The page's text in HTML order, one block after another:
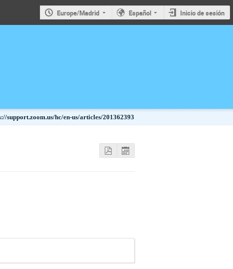
Europe/Madrid Español Inicio de sesión
support.zoom.us/hc/en-us/articles/201362393